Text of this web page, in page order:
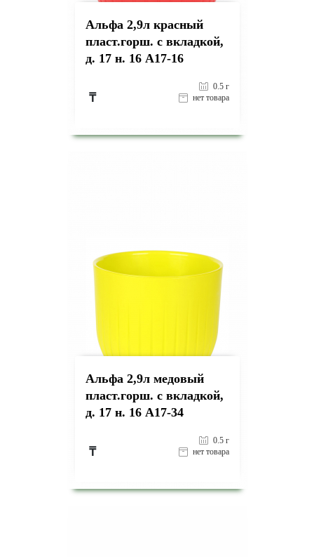
Альфа 2,9л красный
пласт.горш. с вкладкой,
д. 17 н. 16 А17-16
₸
0.5 г
нет товара
Альфа 2,9л медовый
пласт.горш. с вкладкой,
д. 17 н. 16 А17-34
₸
0.5 г
нет товара